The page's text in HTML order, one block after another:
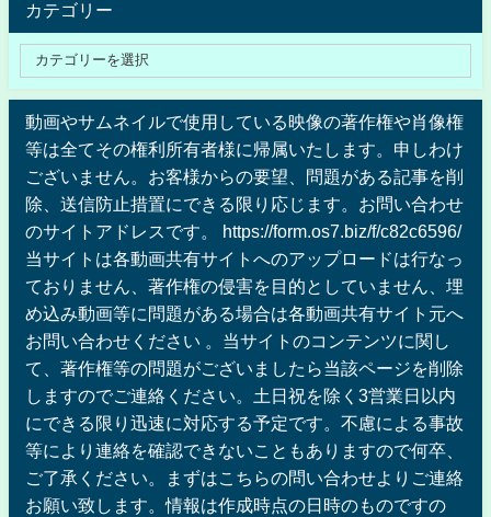
カテゴリー
動画やサムネイルで使用している映像の著作権や肖像権
等は全てその権利所有者様に帰属いたします。申しわけ
ございません。お客様からの要望、問題がある記事を削
除、送信防止措置にできる限り応じます。お問い合わせ
のサイトアドレスです。 https://form.os7.biz/f/c82c6596/
当サイトは各動画共有サイトへのアップロードは行なっ
ておりません、著作権の侵害を目的としていません、埋
め込み動画等に問題がある場合は各動画共有サイト元へ
お問い合わせください 。当サイトのコンテンツに関し
て、著作権等の問題がございましたら当該ページを削除
しますのでご連絡ください。土日祝を除く3営業日以内
にできる限り迅速に対応する予定です。不慮による事故
等により連絡を確認できないこともありますので何卒、
ご了承ください。まずはこちらの問い合わせよりご連絡
お願い致します。情報は作成時点の日時のものですの